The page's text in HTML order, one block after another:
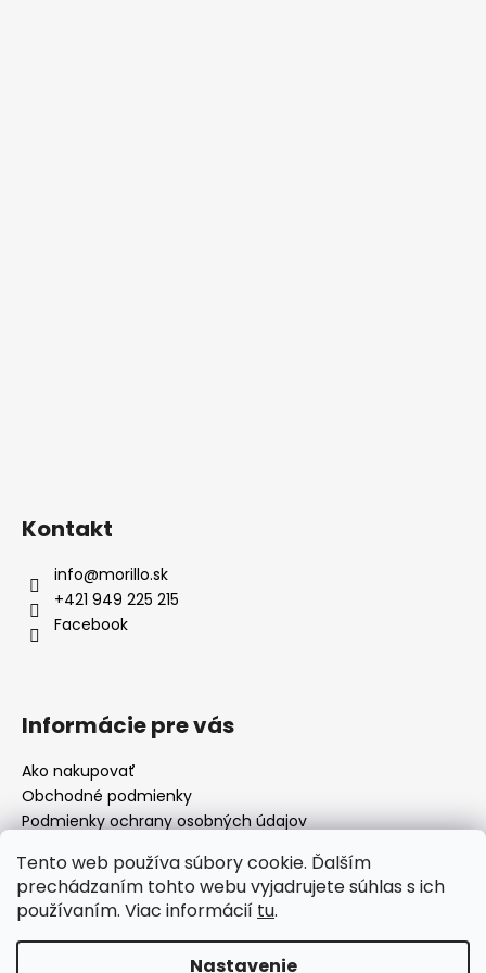
Tento web používa súbory cookie. Ďalším
prechádzaním tohto webu vyjadrujete súhlas s ich
používaním. Viac informácií tu.
Nastavenie
Kontakt
info@morillo.sk
+421 949 225 215
Facebook
Informácie pre vás
Ako nakupovať
Obchodné podmienky
Podmienky ochrany osobných údajov